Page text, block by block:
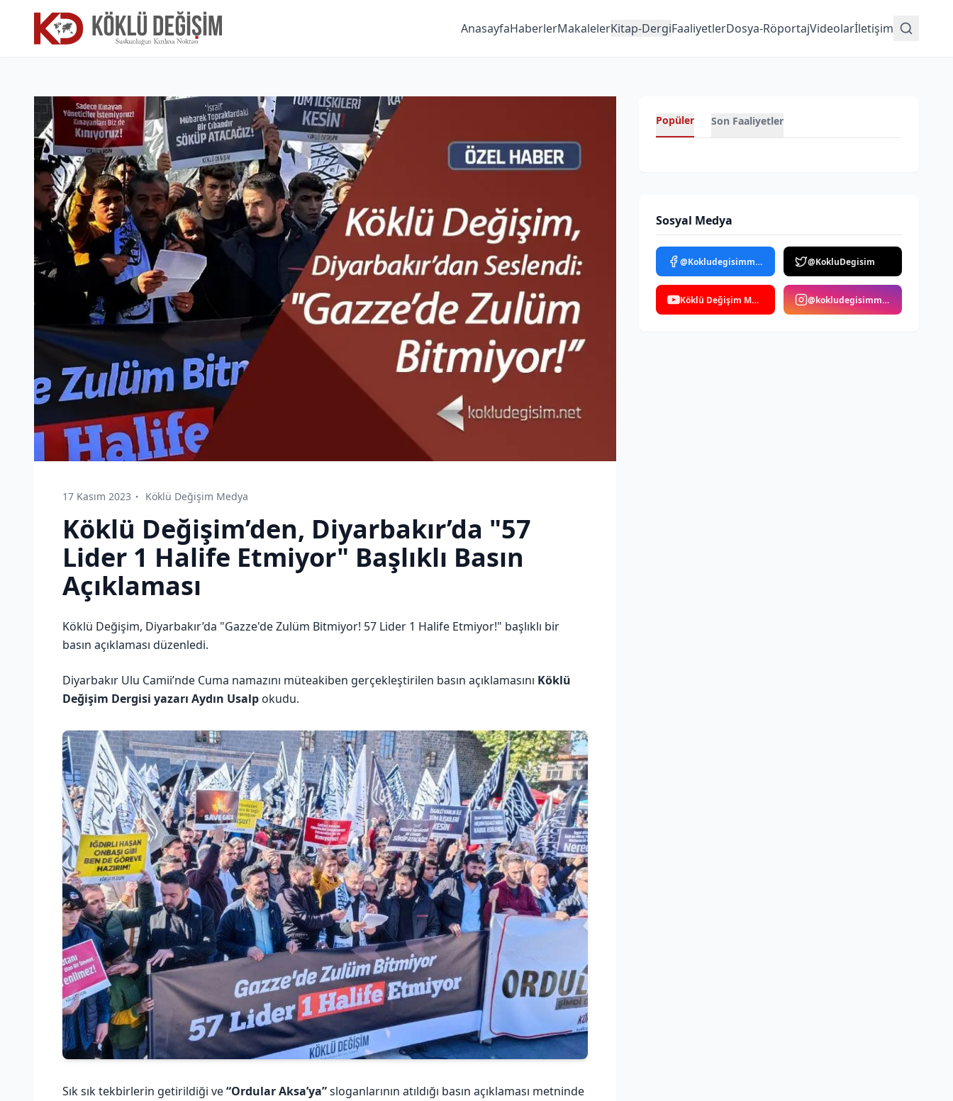
AnasayfaHaberlerMakalelerKitap-DergiFaaliyetlerDosya-RöportajVideolarİletişim
17 Kasım 2023 Köklü Değişim Medya
Köklü Değişim’den, Diyarbakır’da "57
Lider 1 Halife Etmiyor" Başlıklı Basın
Açıklaması
Köklü Değişim, Diyarbakır’da "Gazze'de Zulüm Bitmiyor! 57 Lider 1 Halife Etmiyor!" başlıklı bir
basın açıklaması düzenledi.
Diyarbakır Ulu Camii’nde Cuma namazını müteakiben gerçekleştirilen basın açıklamasını Köklü
Değişim Dergisi yazarı Aydın Usalp okudu.
Sık sık tekbirlerin getirildiği ve“Ordular Aksa’ya”sloganlarının atıldığı basın açıklaması metninde
Popüler Son Faaliyetler
Sosyal Medya
@Kokludegisimmedya @KokluDegisim
Köklü Değişim Medya @kokludegisimmedya